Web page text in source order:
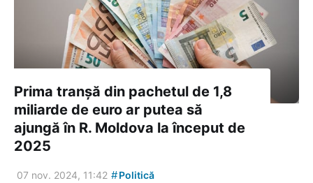
Prima tranșă din pachetul de 1,8
miliarde de euro ar putea să
ajungă în R. Moldova la început de
2025
07 nov. 2024, 11:42 #Politică